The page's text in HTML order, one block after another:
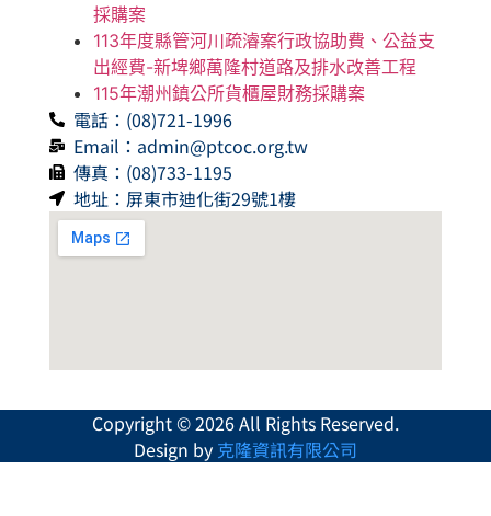
採購案
113年度縣管河川疏濬案行政協助費、公益支
出經費-新埤鄉萬隆村道路及排水改善工程
115年潮州鎮公所貨櫃屋財務採購案
電話：(08)721-1996
Email：admin@ptcoc.org.tw
傳真：(08)733-1195
地址：屏東市迪化街29號1樓
Copyright © 2026 All Rights Reserved.
Design by 克隆資訊有限公司